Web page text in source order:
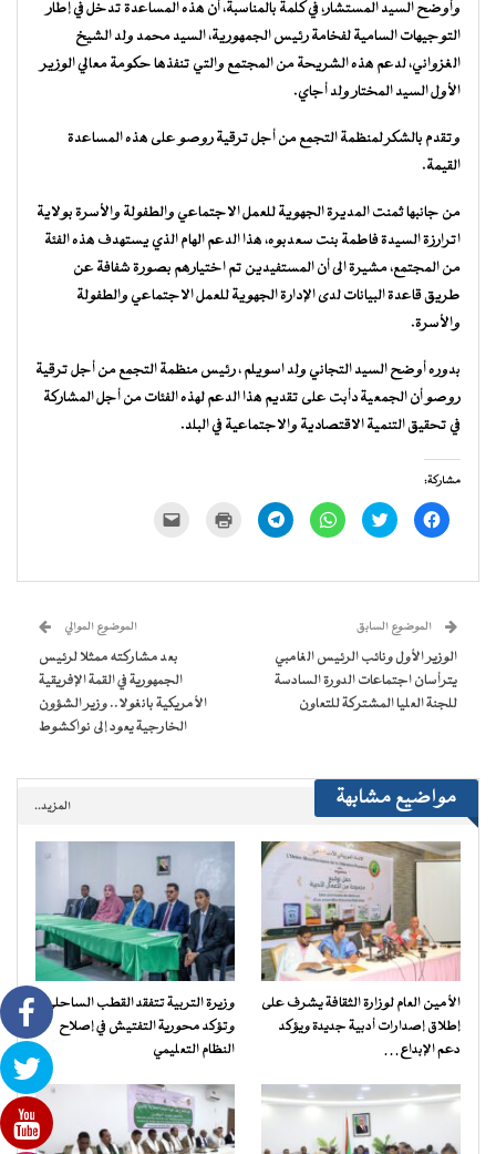
وأوضح السيد المستشار، في كلمة بالمناسبة، أن هذه المساعدة تدخل في إطار
التوجيهات السامية لفخامة رئيس الجمهورية، السيد محمد ولد الشيخ
الغزواني، لدعم هذه الشريحة من المجتمع والتي تنفذها حكومة معالي الوزير
الأول السيد المختار ولد أجاي.
وتقدم بالشكر لمنظمة التجمع من أجل ترقية روصو على هذه المساعدة
القيمة.
من جانبها ثمنت المديرة الجهوية للعمل الاجتماعي والطفولة والأسرة بولاية
اترارزة السيدة فاطمة بنت سعدبوه، هذا الدعم الهام الذي يستهدف هذه الفئة
من المجتمع، مشيرة الى أن المستفيدين تم اختيارهم بصورة شفافة عن
طريق قاعدة البيانات لدى الإدارة الجهوية للعمل الاجتماعي والطفولة
والأسرة.
بدوره أوضح السيد التجاني ولد اسويلم ، رئيس منظمة التجمع من أجل ترقية
روصو أن الجمعية دأبت على تقديم هذا الدعم لهذه الفئات من أجل المشاركة
في تحقيق التنمية الاقتصادية والاجتماعية في البلد.
مشاركة:
انقر
للمشاركة
في
اضغط
للمشاركة
في
انقر
للمشاركة
في
انقر
للمشاركة
في
للطباعة
جديدة) الإلكتروني
نافذة
جديدة)
الموضوع السابق
الوزير الأول ونائب الرئيس الغامبي
يترأسان اجتماعات الدورة السادسة
للجنة العليا المشتركة للتعاون
الموضوع الموالي
بعد مشاركته ممثلا لرئيس
الجمهورية في القمة الإفريقية
الأمريكية بانغولا.. وزير الشؤون
الخارجية يعود إلى نواكشوط
مواضيع مشابهة المزيد..
الأمين العام لوزارة الثقافة يشرف على
إطلاق إصدارات أدبية جديدة ويؤكد
دعم الإبداع…
وزيرة التربية تتفقد القطب الساحلي
وتؤكد محورية التفتيش في إصلاح
النظام التعليمي